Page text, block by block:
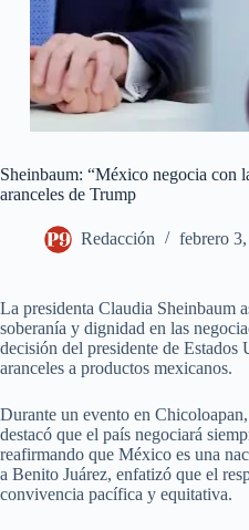
Sheinbaum: “México negocia con
aranceles de Trump
Redacción febrero
La presidenta Claudia Sheinbaum
soberanía y dignidad en las
decisión del presidente de
aranceles a productos mexicanos.
Durante un evento en
destacó que el país negociará
reafirmando que México es una
a Benito Juárez, enfatizó que el
convivencia pacífica y equitativa.